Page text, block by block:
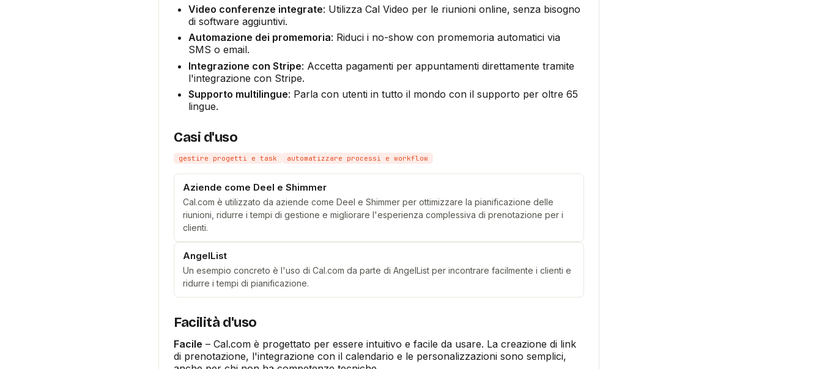
Video conferenze integrate: Utilizza Cal Video per le riunioni online, senza bisogno
di software aggiuntivi.
Automazione dei promemoria: Riduci i no-show con promemoria automatici via
SMS o email.
Integrazione con Stripe: Accetta pagamenti per appuntamenti direttamente tramite
l'integrazione con Stripe.
Supporto multilingue: Parla con utenti in tutto il mondo con il supporto per oltre 65
lingue.
Casi d'uso
gestire progetti e task automatizzare processi e workflow
Aziende come Deel e Shimmer
Cal.com è utilizzato da aziende come Deel e Shimmer per ottimizzare la pianificazione delle
riunioni, ridurre i tempi di gestione e migliorare l'esperienza complessiva di prenotazione per i
clienti.
AngelList
Un esempio concreto è l'uso di Cal.com da parte di AngelList per incontrare facilmente i clienti e
ridurre i tempi di pianificazione.
Facilità d'uso
Facile – Cal.com è progettato per essere intuitivo e facile da usare. La creazione di link
di prenotazione, l'integrazione con il calendario e le personalizzazioni sono semplici,